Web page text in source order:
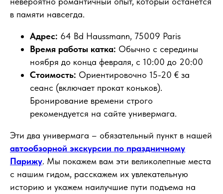
в памяти навсегда.
Адрес: 64 Bd Haussmann, 75009 Paris
Время работы катка: Обычно с середины
ноября до конца февраля, с 10:00 до 20:00
Стоимость: Ориентировочно 15-20 € за
сеанс (включает прокат коньков).
Бронирование времени строго
рекомендуется на сайте универмага.
Эти два универмага – обязательный пункт в нашей
автообзорной экскурсии по праздничному
Парижу. Мы покажем вам эти великолепные места
с нашим гидом, расскажем их увлекательную
историю и укажем наилучшие пути подъема на